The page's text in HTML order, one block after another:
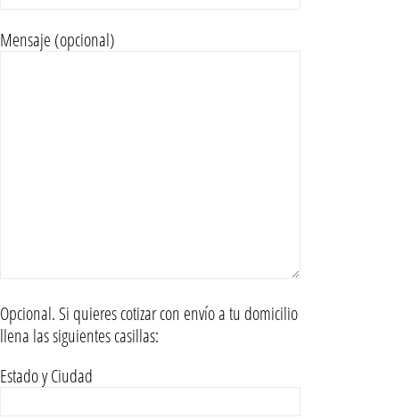
Mensaje (opcional)
Opcional. Si quieres cotizar con envío a tu domicilio
llena las siguientes casillas:
Estado y Ciudad